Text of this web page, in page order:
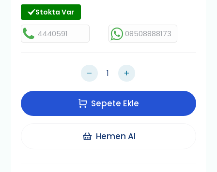
Stokta Var
4440591 08508888173
Sepete Ekle
Hemen Al